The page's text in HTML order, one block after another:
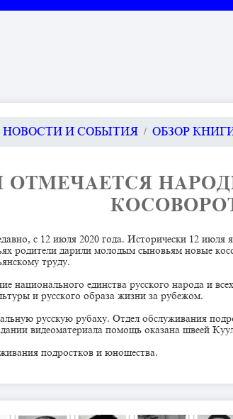
НОВОСТИ И СОБЫТИЯ ОБЗОР
ОТМЕЧАЕТСЯ
с 12 июля 2020 года. Исторически 12
родители дарили молодым сыновьям новые
труду.
национального единства русского народа и
и русского образа жизни за рубежом.
русскую рубаху. Отдел обслуживания
видеоматериала помощь оказана швеей
подростков и юношества.